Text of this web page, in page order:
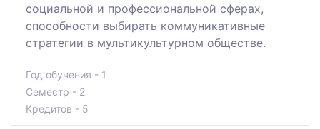
социальной и профессиональной сферах,
способности выбирать коммуникативные
стратегии в мультикультурном обществе.
Год обучения - 1
Семестр - 2
Кредитов - 5